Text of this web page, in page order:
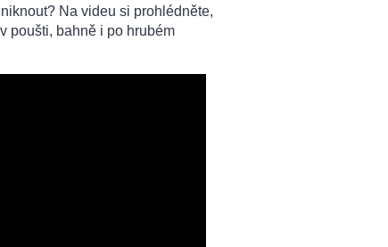
Na videu si prohlédněte,
poušti, bahně i po hrubém